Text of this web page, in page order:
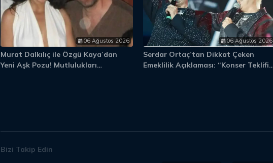
06 Ağustos 2026
Murat Dalkılıç ile Özgü Kaya’dan
Yeni Aşk Pozu! Mutlulukları
06 Ağustos 2026
Serdar Ortaç’tan Dikkat Çeken
Emeklilik Açıklaması: “Konser Teklifi
Bizi Takip Edin